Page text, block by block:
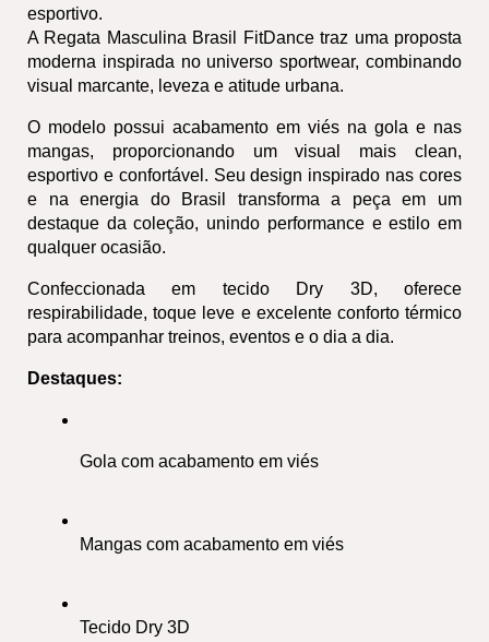
esportivo.
A Regata Masculina Brasil FitDance traz uma proposta
moderna inspirada no universo sportwear, combinando
visual marcante, leveza e atitude urbana.
O modelo possui acabamento em viés na gola e nas
mangas, proporcionando um visual mais clean,
esportivo e confortável. Seu design inspirado nas cores
e na energia do Brasil transforma a peça em um
destaque da coleção, unindo performance e estilo em
qualquer ocasião.
Confeccionada em tecido Dry 3D, oferece
respirabilidade, toque leve e excelente conforto térmico
para acompanhar treinos, eventos e o dia a dia.
Destaques:
Gola com acabamento em viés
Mangas com acabamento em viés
Tecido Dry 3D